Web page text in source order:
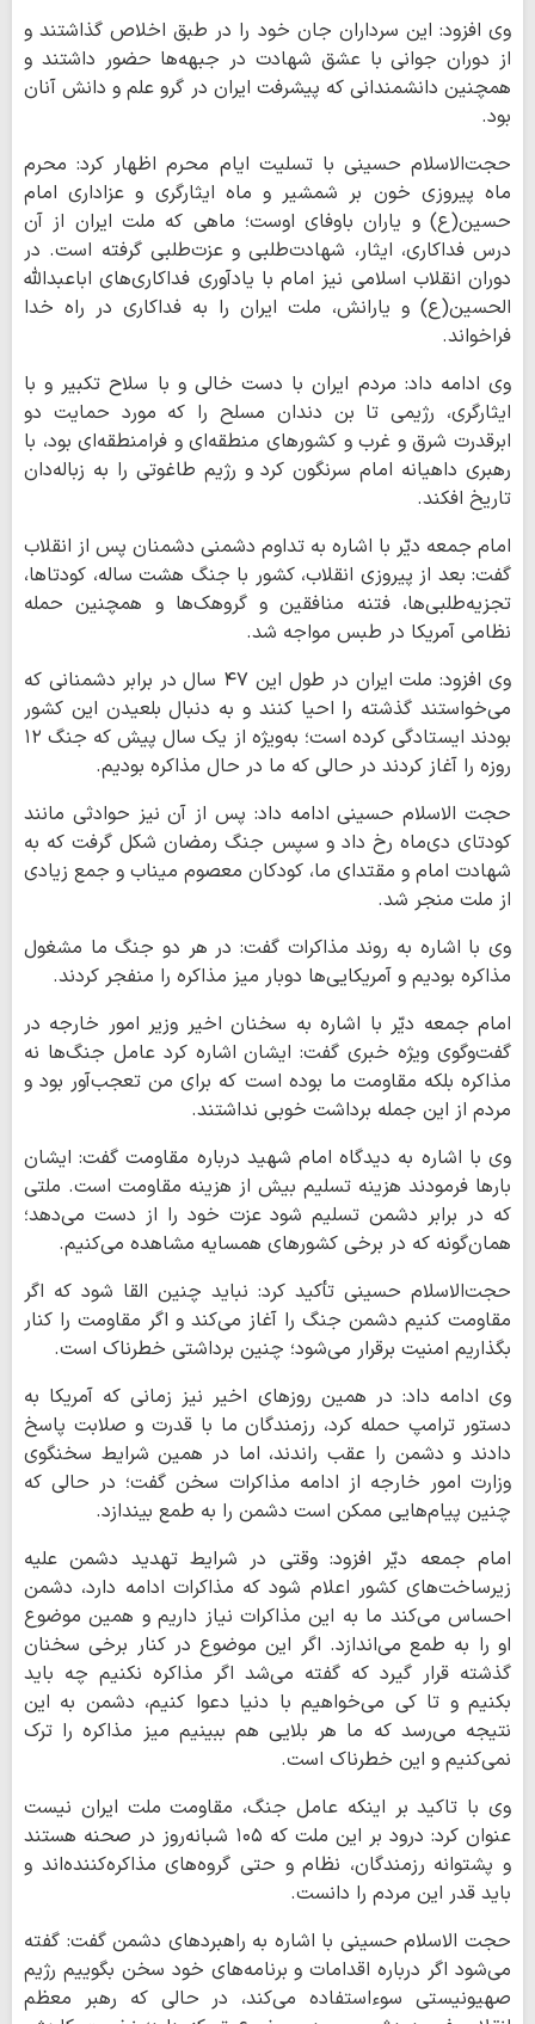
وی افزود: این سرداران جان خود را در طبق اخلاص گذاشتند و
از دوران جوانی با عشق شهادت در جبهه‌ها حضور داشتند و
همچنین دانشمندانی که پیشرفت ایران در گرو علم و دانش آنان
بود.
حجت‌الاسلام حسینی با تسلیت ایام محرم اظهار کرد: محرم
ماه پیروزی خون بر شمشیر و ماه ایثارگری و عزاداری امام
حسین(ع) و یاران باوفای اوست؛ ماهی که ملت ایران از آن
درس فداکاری، ایثار، شهادت‌طلبی و عزت‌طلبی گرفته است. در
دوران انقلاب اسلامی نیز امام با یادآوری فداکاری‌های اباعبدالله
الحسین(ع) و یارانش، ملت ایران را به فداکاری در راه خدا
فراخواند.
وی ادامه داد: مردم ایران با دست خالی و با سلاح تکبیر و با
ایثارگری، رژیمی تا بن دندان مسلح را که مورد حمایت دو
ابرقدرت شرق و غرب و کشورهای منطقه‌ای و فرامنطقه‌ای بود، با
رهبری داهیانه امام سرنگون کرد و رژیم طاغوتی را به زباله‌دان
تاریخ افکند.
امام جمعه دیّر با اشاره به تداوم دشمنی دشمنان پس از انقلاب
گفت: بعد از پیروزی انقلاب، کشور با جنگ هشت ساله، کودتاها،
تجزیه‌طلبی‌ها، فتنه منافقین و گروهک‌ها و همچنین حمله
نظامی آمریکا در طبس مواجه شد.
وی افزود: ملت ایران در طول این ۴۷ سال در برابر دشمنانی که
می‌خواستند گذشته را احیا کنند و به دنبال بلعیدن این کشور
بودند ایستادگی کرده است؛ به‌ویژه از یک سال پیش که جنگ ۱۲
روزه را آغاز کردند در حالی که ما در حال مذاکره بودیم.
حجت الاسلام حسینی ادامه داد: پس از آن نیز حوادثی مانند
کودتای دی‌ماه رخ داد و سپس جنگ رمضان شکل گرفت که به
شهادت امام و مقتدای ما، کودکان معصوم میناب و جمع زیادی
از ملت منجر شد.
وی با اشاره به روند مذاکرات گفت: در هر دو جنگ ما مشغول
مذاکره بودیم و آمریکایی‌ها دوبار میز مذاکره را منفجر کردند.
امام جمعه دیّر با اشاره به سخنان اخیر وزیر امور خارجه در
گفت‌وگوی ویژه خبری گفت: ایشان اشاره کرد عامل جنگ‌ها نه
مذاکره بلکه مقاومت ما بوده است که برای من تعجب‌آور بود و
مردم از این جمله برداشت خوبی نداشتند.
وی با اشاره به دیدگاه امام شهید درباره مقاومت گفت: ایشان
بارها فرمودند هزینه تسلیم بیش از هزینه مقاومت است. ملتی
که در برابر دشمن تسلیم شود عزت خود را از دست می‌دهد؛
همان‌گونه که در برخی کشورهای همسایه مشاهده می‌کنیم.
حجت‌الاسلام حسینی تأکید کرد: نباید چنین القا شود که اگر
مقاومت کنیم دشمن جنگ را آغاز می‌کند و اگر مقاومت را کنار
بگذاریم امنیت برقرار می‌شود؛ چنین برداشتی خطرناک است.
وی ادامه داد: در همین روزهای اخیر نیز زمانی که آمریکا به
دستور ترامپ حمله کرد، رزمندگان ما با قدرت و صلابت پاسخ
دادند و دشمن را عقب راندند، اما در همین شرایط سخنگوی
وزارت امور خارجه از ادامه مذاکرات سخن گفت؛ در حالی که
چنین پیام‌هایی ممکن است دشمن را به طمع بیندازد.
امام جمعه دیّر افزود: وقتی در شرایط تهدید دشمن علیه
زیرساخت‌های کشور اعلام شود که مذاکرات ادامه دارد، دشمن
احساس می‌کند ما به این مذاکرات نیاز داریم و همین موضوع
او را به طمع می‌اندازد. اگر این موضوع در کنار برخی سخنان
گذشته قرار گیرد که گفته می‌شد اگر مذاکره نکنیم چه باید
بکنیم و تا کی می‌خواهیم با دنیا دعوا کنیم، دشمن به این
نتیجه می‌رسد که ما هر بلایی هم ببینیم میز مذاکره را ترک
نمی‌کنیم و این خطرناک است.
وی با تاکید بر اینکه عامل جنگ، مقاومت ملت ایران نیست
عنوان کرد: درود بر این ملت که ۱۰۵ شبانه‌روز در صحنه هستند
و پشتوانه رزمندگان، نظام و حتی گروه‌های مذاکره‌کننده‌اند و
باید قدر این مردم را دانست.
حجت الاسلام حسینی با اشاره به راهبردهای دشمن گفت: گفته
می‌شود اگر درباره اقدامات و برنامه‌های خود سخن بگوییم رژیم
صهیونیستی سوءاستفاده می‌کند، در حالی که رهبر معظم